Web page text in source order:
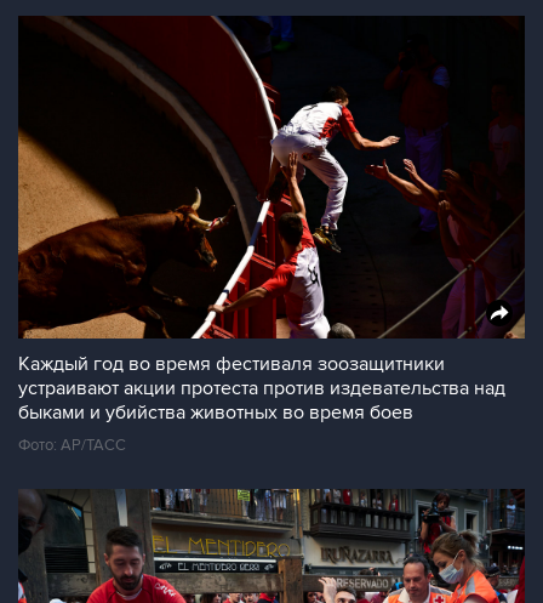
Каждый год во время фестиваля зоозащитники
устраивают акции протеста против издевательства над
быками и убийства животных во время боев
Фото: АР/ТАСС